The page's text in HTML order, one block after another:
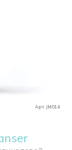
Арт. JM014